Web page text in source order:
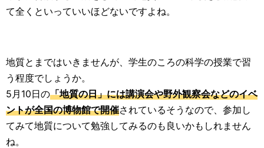
て全くといっていいほどないですよね。
地質とまではいきませんが、学生のころの科学の授業で習
う程度でしょうか。
5月10日の「地質の日」には講演会や野外観察会などのイベ
ントが全国の博物館で開催されているそうなので、参加し
てみて地質について勉強してみるのも良いかもしれません
ね。